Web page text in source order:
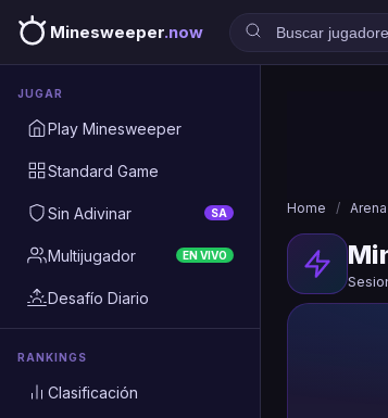
Minesweeper.now
JUGAR
Play Minesweeper
Standard Game
Sin Adivinar SA
Multijugador EN VIVO
Desafío Diario
RANKINGS
Clasificación
Home / Arena